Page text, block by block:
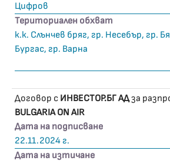
Цифров
Териториален обхват
к.к. Слънчев бряг, гр. Несебър, гр.
Бургас, гр. Варна
Договор с ИНВЕСТОР.БГ АДза
BULGARIA ON AIR
Дата на подписване
22.11.2024 г.
Дата на изтичане